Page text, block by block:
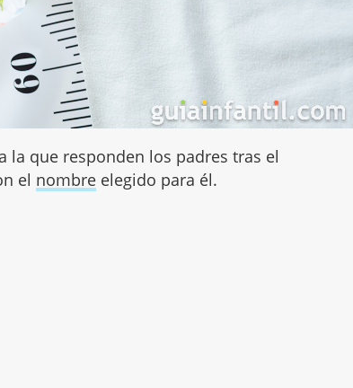
la que responden los padres tras el
el nombre elegido para él.